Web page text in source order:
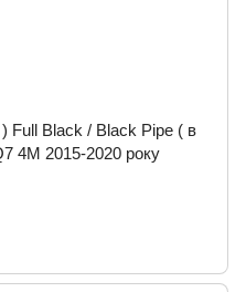
Full Black / Black Pipe ( в
4M 2015-2020 року